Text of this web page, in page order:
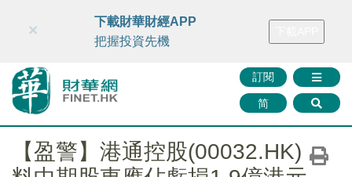
財華智庫網 FINTV FINMETA 財華證券 媒體矩陣
訂閱
简
×
下載財華財經APP
把握投資先機
【盈警】港通控股(00032.HK)